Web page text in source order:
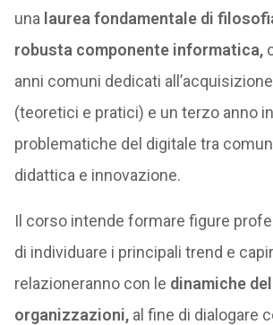
una laurea fondamentale di
robusta componente informatica,
anni comuni dedicati
(teoretici e pratici) e un terzo anno
problematiche del digitale tra
didattica e innovazione.
Il corso intende formare figure
di individuare i principali trend e
relazioneranno con le dinamiche
organizzazioni,al fine di dialogare